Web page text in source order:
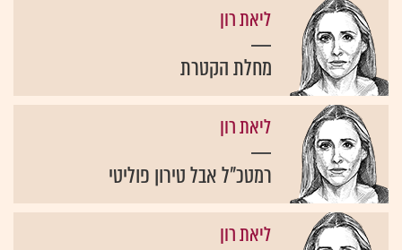
ליאת רון
מחלת הקטרת
ליאת רון
רמטכ"ל אבל טירון פוליטי
ליאת רון